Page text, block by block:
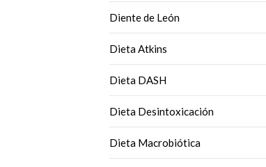
Diente de León
Dieta Atkins
Dieta DASH
Dieta Desintoxicación
Dieta Macrobiótica